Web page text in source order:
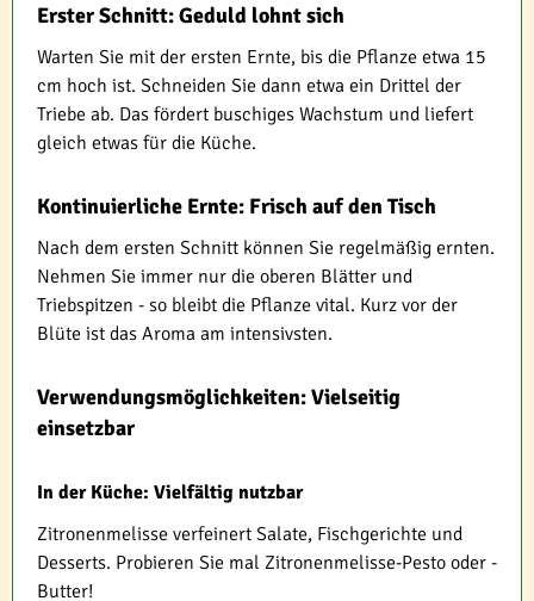
Erster Schnitt: Geduld lohnt sich
Warten Sie mit der ersten Ernte, bis die Pflanze etwa 15
cm hoch ist. Schneiden Sie dann etwa ein Drittel der
Triebe ab. Das fördert buschiges Wachstum und liefert
gleich etwas für die Küche.
Kontinuierliche Ernte: Frisch auf den Tisch
Nach dem ersten Schnitt können Sie regelmäßig ernten.
Nehmen Sie immer nur die oberen Blätter und
Triebspitzen - so bleibt die Pflanze vital. Kurz vor der
Blüte ist das Aroma am intensivsten.
Verwendungsmöglichkeiten: Vielseitig
einsetzbar
In der Küche: Vielfältig nutzbar
Zitronenmelisse verfeinert Salate, Fischgerichte und
Desserts. Probieren Sie mal Zitronenmelisse-Pesto oder -
Butter!